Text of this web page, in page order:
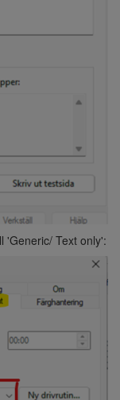
'Generic/ Text only':